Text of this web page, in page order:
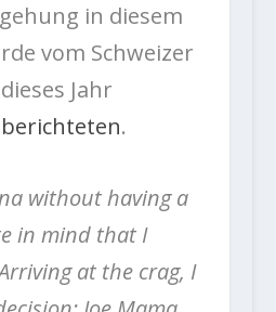
in diesem
vom Schweizer
Jahr
berichteten.
without having a
in mind that I
at the crag, I